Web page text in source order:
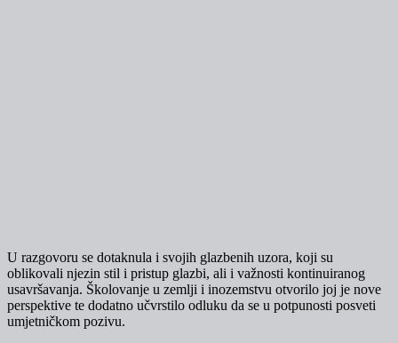
U razgovoru se dotaknula i svojih glazbenih uzora, koji su
oblikovali njezin stil i pristup glazbi, ali i važnosti kontinuiranog
usavršavanja. Školovanje u zemlji i inozemstvu otvorilo joj je nove
perspektive te dodatno učvrstilo odluku da se u potpunosti posveti
umjetničkom pozivu.